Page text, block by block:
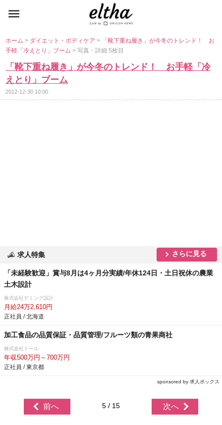
ホーム> ダイエット・ボディケア>
「靴下重ね履き」が今冬のトレンド！ お
手軽「冷えとり」ブーム> 写真・詳細 5枚目
「靴下重ね履き」が今冬のトレンド！ お手軽「冷
えとり」ブーム
2012-12-30 10:00
求人特集 さらに見る
「未経験歓迎」賞与8月は4ヶ月分実績/年休124日・土日祝休の農業
土木設計
株式会社デミング設計
月給24万2,610円
正社員 / 北海道
加工食品の品質保証・品質管理/フルーツ類の青果商社
株式会社ドール
年収500万円～700万円
正社員 / 東京都
sponsored by 求人ボックス
前へ 5 / 15 次へ